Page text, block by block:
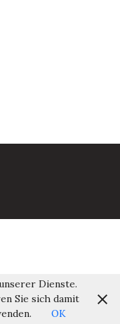
Dienste.
Sie sich damit
OK